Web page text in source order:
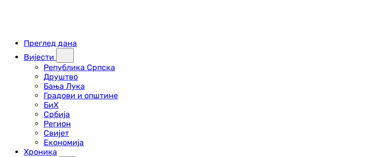
Преглед дана
Вијести
Република Српска
Друштво
Бања Лука
Градови и општине
БиХ
Србија
Регион
Свијет
Економија
Хроника